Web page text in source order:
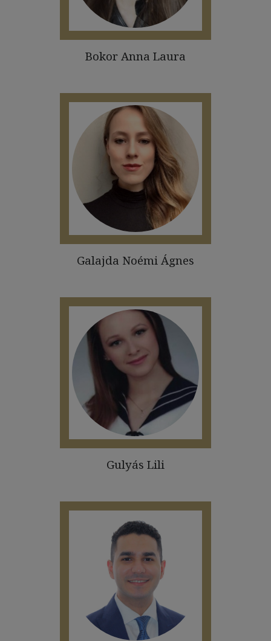
Bokor Anna Laura
Galajda Noémi Ágnes
Gulyás Lili